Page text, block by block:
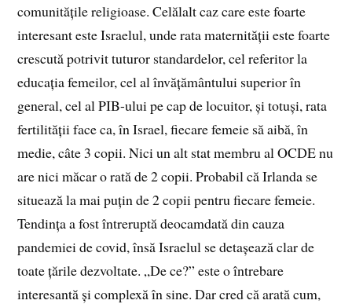
comunitățile religioase. Celălalt caz care este foarte
interesant este Israelul, unde rata maternității este foarte
crescută potrivit tuturor standardelor, cel referitor la
educația femeilor, cel al învățământului superior în
general, cel al PIB-ului pe cap de locuitor, și totuși, rata
fertilității face ca, în Israel, fiecare femeie să aibă, în
medie, câte 3 copii. Nici un alt stat membru al OCDE nu
are nici măcar o rată de 2 copii. Probabil că Irlanda se
situează la mai puțin de 2 copii pentru fiecare femeie.
Tendința a fost întreruptă deocamdată din cauza
pandemiei de covid, însă Israelul se detașează clar de
toate țările dezvoltate. „De ce?” este o întrebare
interesantă și complexă în sine. Dar cred că arată cum,